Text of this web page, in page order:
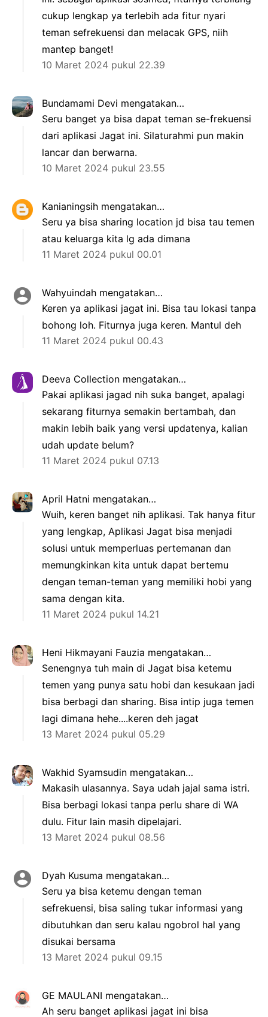
cukup lengkap ya terlebih ada fitur nyari
teman sefrekuensi dan melacak GPS, niih
mantep banget!
10 Maret 2024 pukul 22.39
Bundamami Devi mengatakan…
Seru banget ya bisa dapat teman se-frekuensi
dari aplikasi Jagat ini. Silaturahmi pun makin
lancar dan berwarna.
10 Maret 2024 pukul 23.55
Kanianingsih mengatakan…
Seru ya bisa sharing location jd bisa tau temen
atau keluarga kita lg ada dimana
11 Maret 2024 pukul 00.01
Wahyuindah mengatakan…
Keren ya aplikasi jagat ini. Bisa tau lokasi tanpa
bohong loh. Fiturnya juga keren. Mantul deh
11 Maret 2024 pukul 00.43
Deeva Collection mengatakan…
Pakai aplikasi jagad nih suka banget, apalagi
sekarang fiturnya semakin bertambah, dan
makin lebih baik yang versi updatenya, kalian
udah update belum?
11 Maret 2024 pukul 07.13
April Hatni mengatakan…
Wuih, keren banget nih aplikasi. Tak hanya fitur
yang lengkap, Aplikasi Jagat bisa menjadi
solusi untuk memperluas pertemanan dan
memungkinkan kita untuk dapat bertemu
dengan teman-teman yang memiliki hobi yang
sama dengan kita.
11 Maret 2024 pukul 14.21
Heni Hikmayani Fauzia mengatakan…
Senengnya tuh main di Jagat bisa ketemu
temen yang punya satu hobi dan kesukaan jadi
bisa berbagi dan sharing. Bisa intip juga temen
lagi dimana hehe....keren deh jagat
13 Maret 2024 pukul 05.29
Wakhid Syamsudin mengatakan…
Makasih ulasannya. Saya udah jajal sama istri.
Bisa berbagi lokasi tanpa perlu share di WA
dulu. Fitur lain masih dipelajari.
13 Maret 2024 pukul 08.56
Dyah Kusuma mengatakan…
Seru ya bisa ketemu dengan teman
sefrekuensi, bisa saling tukar informasi yang
dibutuhkan dan seru kalau ngobrol hal yang
disukai bersama
13 Maret 2024 pukul 09.15
GE MAULANI mengatakan…
Ah seru banget aplikasi jagat ini bisa